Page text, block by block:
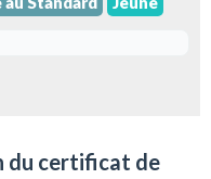
du certificat de